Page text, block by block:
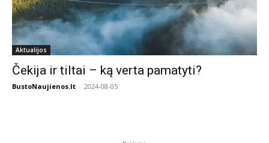
Aktualijos
Čekija ir tiltai – ką verta pamatyti?
BustoNaujienos.lt - 2024-08-05